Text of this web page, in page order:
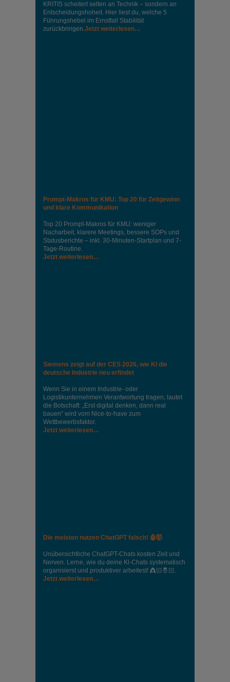
KRITIS scheitert selten an Technik – sondern an
Entscheidungshoheit. Hier liest du, welche 5
Führungshebel im Ernstfall Stabilität
zurückbringen.Jetzt weiterlesen…
Prompt-Makros für KMU: Top 20 für Zeitgewinn
und klare Kommunikation
Top 20 Prompt-Makros für KMU: weniger
Nacharbeit, klarere Meetings, bessere SOPs und
Statusberichte – inkl. 30-Minuten-Startplan und 7-
Tage-Routine.
Jetzt weiterlesen…
Siemens zeigt auf der CES 2026, wie KI die
deutsche Industrie neu erfindet
Wenn Sie in einem Industrie‑ oder
Logistikunternehmen Verantwortung tragen, lautet
die Botschaft: „Erst digital denken, dann real
bauen“ wird vom Nice‑to‑have zum
Wettbewerbsfaktor.
Jetzt weiterlesen…
Die meisten nutzen ChatGPT falsch! 🤖🤯
Unübersichtliche ChatGPT-Chats kosten Zeit und
Nerven. Lerne, wie du deine Kl-Chats systematisch
organisierst und produktiver arbeitest! 👸🏻🤴🏻.
Jetzt weiterlesen…